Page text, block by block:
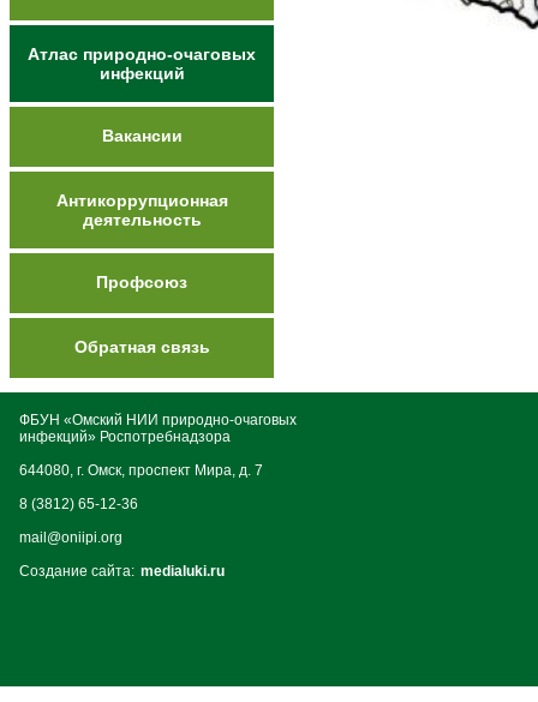
Атлас природно-очаговых
инфекций
Вакансии
Антикоррупционная
деятельность
Профсоюз
Обратная связь
ФБУН «Омский НИИ природно-очаговых
инфекций» Роспотребнадзора
644080, г. Омск, проспект Мира, д. 7
8 (3812) 65-12-36
mail@oniipi.org
Создание сайта: medialuki.ru